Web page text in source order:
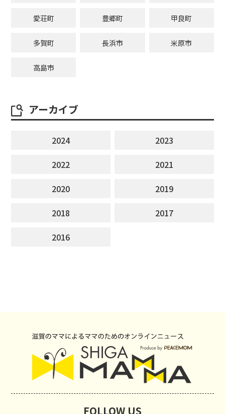
愛荘町 豊郷町 甲良町
多賀町 長浜市 米原市
高島市
アーカイブ
2024
2023
2022
2021
2020
2019
2018
2017
2016
FOLLOW US